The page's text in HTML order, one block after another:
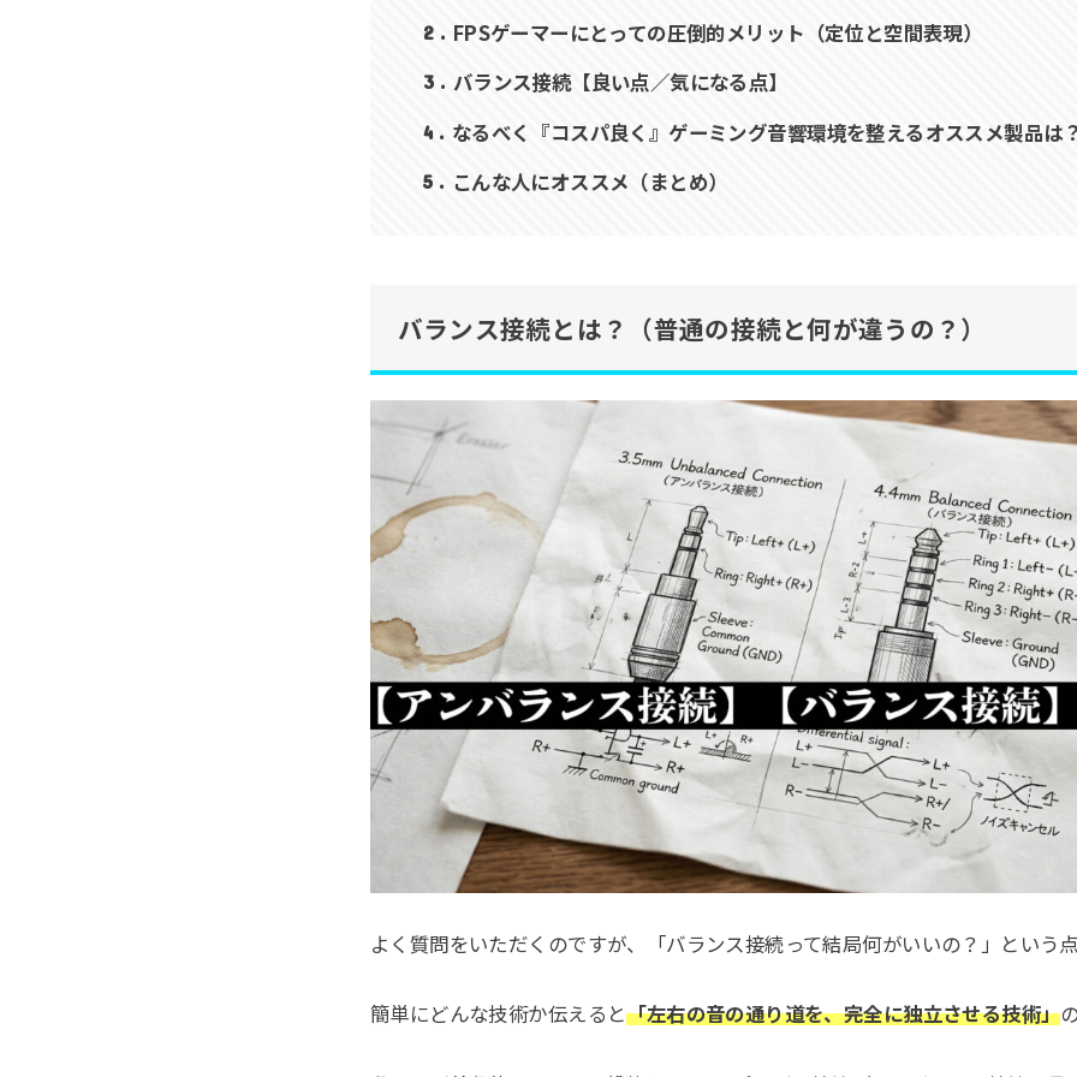
2 FPSゲーマーにとっての圧倒的メリット（定位と空間表現）
3 バランス接続【良い点／気になる点】
4 なるべく『コスパ良く』ゲーミング音響環境を整えるオススメ製品は
5 こんな人にオススメ（まとめ）
バランス接続とは？（普通の接続と何が違うの？）
よく質問をいただくのですが、「バランス接続って結局何がいいの？」という
簡単にどんな技術か伝えると「左右の音の通り道を、完全に独立させる技術」